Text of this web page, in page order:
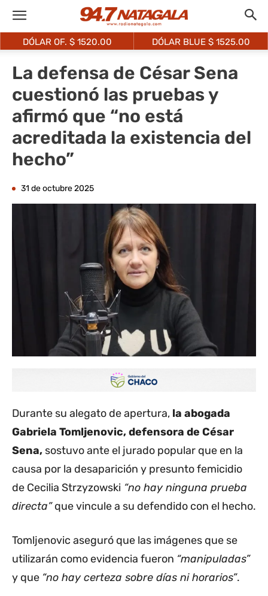
DÓLAR OF. $ 1520.00 DÓLAR BLUE $ 1525.00
La defensa de César Sena
cuestionó las pruebas y
afirmó que “no está
acreditada la existencia del
hecho”
31 de octubre 2025
Durante su alegato de apertura, la abogada
Gabriela Tomljenovic, defensora de César
Sena, sostuvo ante el jurado popular que en la
causa por la desaparición y presunto femicidio
de Cecilia Strzyzowski “no hay ninguna prueba
directa”que vincule a su defendido con el hecho.
Tomljenovic aseguró que las imágenes que se
utilizarán como evidencia fueron “manipuladas”
y que “no hay certeza sobre días ni horarios”.